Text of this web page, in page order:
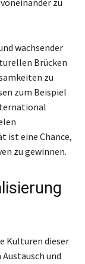
zu
wachsender
Brücken
zu
zum Beispiel
ist eine Chance,
zu gewinnen.
Kulturen dieser
und